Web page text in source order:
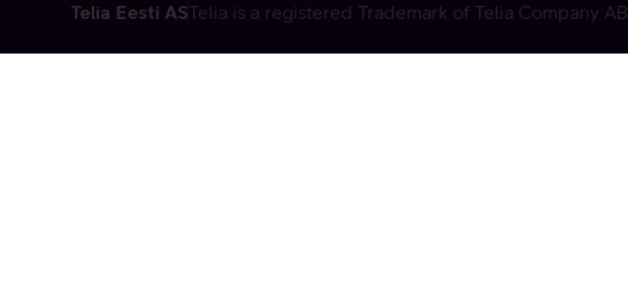
Telia Eesti ASTelia is a registered Trademark of Telia Company AB